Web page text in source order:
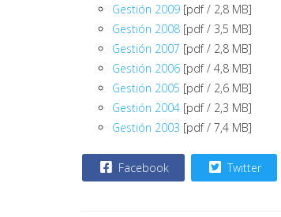
Gestión 2009 [pdf / 2,8 MB]
Gestión 2008 [pdf / 3,5 MB]
Gestión 2007 [pdf / 2,8 MB]
Gestión 2006 [pdf / 4,8 MB]
Gestión 2005 [pdf / 2,6 MB]
Gestión 2004 [pdf / 2,3 MB]
Gestión 2003 [pdf / 7,4 MB]
Facebook Twitter